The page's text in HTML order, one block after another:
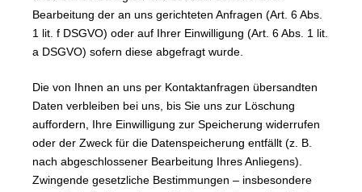
Bearbeitung der an uns gerichteten Anfragen (Art. 6 Abs.
1 lit. f DSGVO) oder auf Ihrer Einwilligung (Art. 6 Abs. 1 lit.
a DSGVO) sofern diese abgefragt wurde.
Die von Ihnen an uns per Kontaktanfragen übersandten
Daten verbleiben bei uns, bis Sie uns zur Löschung
auffordern, Ihre Einwilligung zur Speicherung widerrufen
oder der Zweck für die Datenspeicherung entfällt (z. B.
nach abgeschlossener Bearbeitung Ihres Anliegens).
Zwingende gesetzliche Bestimmungen – insbesondere